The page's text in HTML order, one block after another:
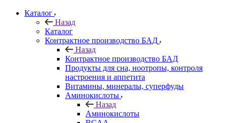
Каталог
Назад
Каталог
Контрактное производство БАД
Назад
Контрактное производство БАД
Продукты для сна, ноотропы, контроля
настроения и аппетита
Витамины, минералы, суперфуды
Аминокислоты
Назад
Аминокислоты